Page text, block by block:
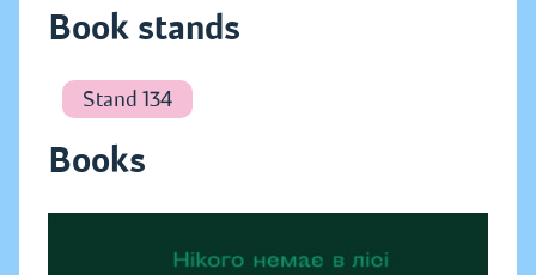
Book stands
Stand 134
Books